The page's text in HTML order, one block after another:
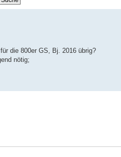
die 800er GS, Bj. 2016 übrig?
nötig;